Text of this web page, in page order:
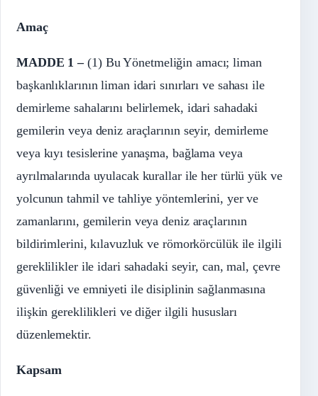
Amaç
MADDE 1 – (1) Bu Yönetmeliğin amacı; liman
başkanlıklarının liman idari sınırları ve sahası ile
demirleme sahalarını belirlemek, idari sahadaki
gemilerin veya deniz araçlarının seyir, demirleme
veya kıyı tesislerine yanaşma, bağlama veya
ayrılmalarında uyulacak kurallar ile her türlü yük ve
yolcunun tahmil ve tahliye yöntemlerini, yer ve
zamanlarını, gemilerin veya deniz araçlarının
bildirimlerini, kılavuzluk ve römorkörcülük ile ilgili
gereklilikler ile idari sahadaki seyir, can, mal, çevre
güvenliği ve emniyeti ile disiplinin sağlanmasına
ilişkin gereklilikleri ve diğer ilgili hususları
düzenlemektir.
Kapsam